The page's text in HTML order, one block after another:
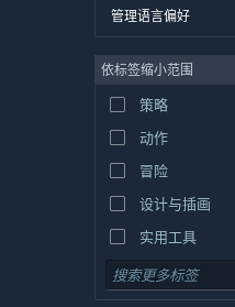
管理语言偏好
依标签缩小范围
策略
动作
冒险
设计与插画
实用工具
免费开玩